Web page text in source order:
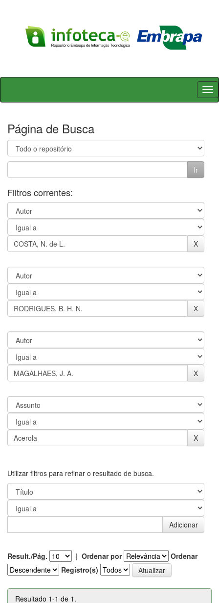
Skip
Página de Busca
Filtros correntes:
Utilizar filtros para refinar o resultado de busca.
Result./Pág. | Ordenar por
Ordenar
Registro(s)
Resultado 1-1 de 1.